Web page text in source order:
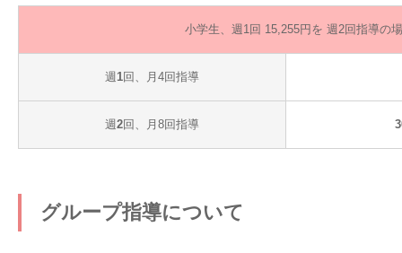
小学生、週1回 15,255円を 週2回指導の
週 1回、月4回指導
週 2回、月8回指導
グループ指導について